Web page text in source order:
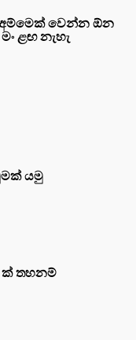
: අම්මෙක් වෙන්න ඕන
ළඟ නැහැ
යමු
ක් තහනම්